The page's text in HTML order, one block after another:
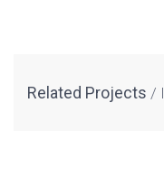
Related Projects